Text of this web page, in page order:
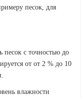
песок, для
песок с точностью до
от от 2 % до 10
влажности